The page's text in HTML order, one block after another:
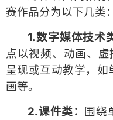
赛作品分为以下几类：
1.数字媒体技术
点以视频、动画、
呈现或互动教学，
画等。
2.课件类： 围绕